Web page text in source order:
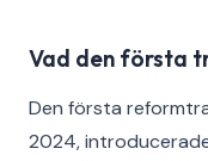
Vad den första
Den första
2024,